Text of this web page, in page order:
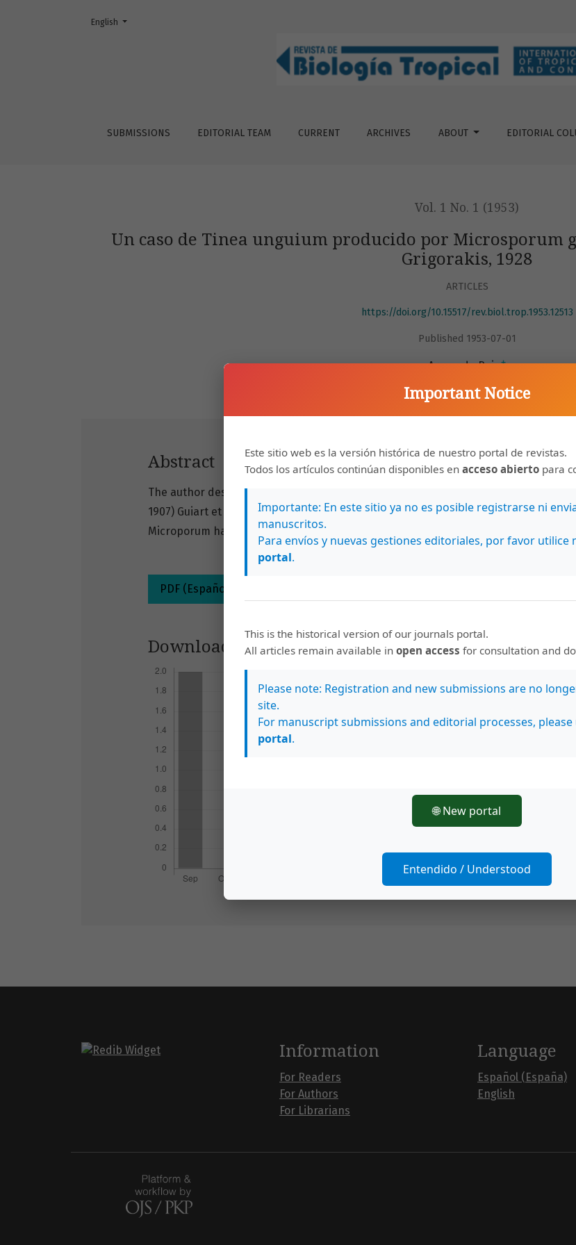
Un caso de Tinea unguium producido por Microsporum gypseum (Bodin, 1907) Guiart et
SUBMISSIONS EDITORIAL TEAM CURRENT ARCHIVES ABOUT EDITORIAL
Change the language. The current language is:
English
Vol. 1 No. 1 (1953)
Un caso de Tinea unguium producido por Microsporum
Grigorakis, 1928
ARTICLES
https://doi.org/10.15517/rev.biol.trop.1953.12513
Published 1953-07-01
Armando Ruiz+
Abstract
The author describes a case of onychomycosis by Microsporum gypseum (Bodin,
1907) Guiart et Grigorakis, 1928. The case is of interest since the species of the
Microporum have raraley been found causing Tinea unguium.
PDF (Español (España))
Downloads
Information
For Readers
For Authors
For Librarians
Language
Español (España)
English
Important Notice
Este sitio web es la versión histórica de nuestro portal de revistas.
Todos los artículos continúan disponibles en acceso abierto para
Importante: En este sitio ya no es posible registrarse ni
manuscritos.
Para envíos y nuevas gestiones editoriales, por favor utilice
portal.
This is the historical version of our journals portal.
All articles remain available in open access for consultation and
Please note: Registration and new submissions are no
site.
For manuscript submissions and editorial processes,
portal.
🌐 New portal
Entendido / Understood